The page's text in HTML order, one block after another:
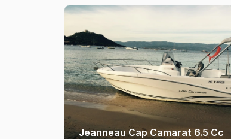
Jeanneau Cap Camarat 6.5 Cc